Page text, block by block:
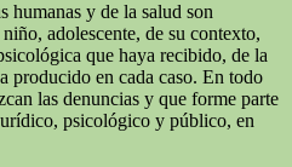
humanas y de la salud son
adolescente, de su contexto,
que haya recibido, de la
producido en cada caso. En todo
las denuncias y que forme parte
psicológico y público, en